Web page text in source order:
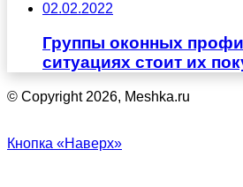
02.02.2022
Группы оконных
ситуациях стоит их
© Copyright 2026, Meshka.ru
Кнопка «Наверх»